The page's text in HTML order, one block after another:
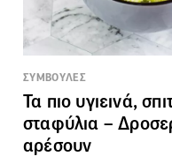
ΣΥΜΒΟΥΛΕΣ
Τα πιο υγιεινά,
σταφύλια –
αρέσουν